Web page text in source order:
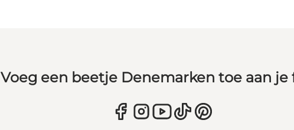
Voeg een beetje Denemarken toe aan je